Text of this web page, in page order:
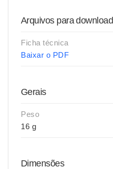
Arquivos para download
Ficha técnica
Baixar o PDF
Gerais
Peso
16 g
Dimensões